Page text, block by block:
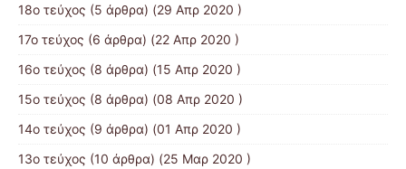
18ο τεύχος (5 άρθρα) (29 Απρ 2020 )
17ο τεύχος (6 άρθρα) (22 Απρ 2020 )
16ο τεύχος (8 άρθρα) (15 Απρ 2020 )
15ο τεύχος (8 άρθρα) (08 Απρ 2020 )
14ο τεύχος (9 άρθρα) (01 Απρ 2020 )
13ο τεύχος (10 άρθρα) (25 Μαρ 2020 )